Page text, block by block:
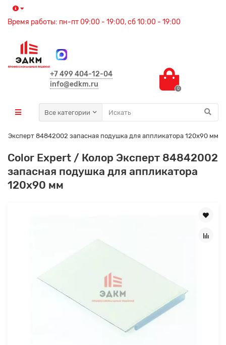
Время работы: пн-пт 09:00 - 19:00, сб 10:00 - 19:00
+7 499 404-12-04
info@edkm.ru
0
Все категории
Эксперт 84842002 запасная подушка для аппликатора 120х90 мм
Color Expert / Колор Эксперт 84842002
запасная подушка для аппликатора
120х90 мм